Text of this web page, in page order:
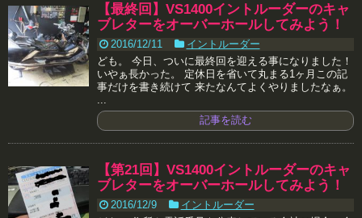
【最終回】VS1400イントルーダーのキャ
ブレターをオーバーホールしてみよう！
2016/12/11
イントルーダー
ども。 今日、ついに最終回を迎える事になりました！
いやぁ長かった。 定休日を省いて丸まる1ヶ月この記
事だけを書き続けて 来たなんてよくやりましたなぁ。
記事を読む
【第21回】VS1400イントルーダーのキャ
ブレターをオーバーホールしてみよう！
2016/12/9
イントルーダー